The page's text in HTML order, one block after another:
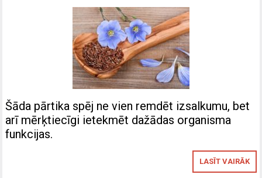
Šāda pārtika spēj ne vien remdēt izsalkumu, bet
arī mērķtiecīgi ietekmēt dažādas organisma
funkcijas.
LASĪT VAIRĀK